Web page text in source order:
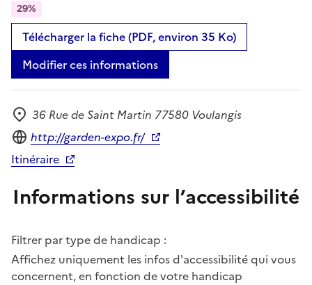
29%
Télécharger la fiche (PDF, environ 35 Ko)
Modifier ces informations
Adresse
36 Rue de Saint Martin 77580 Voulangis
Site internet
http://garden-expo.fr/
Itinéraire
Informations sur l’accessibilité
Filtrer par type de handicap :
Affichez uniquement les infos d'accessibilité qui vous
concernent, en fonction de votre handicap